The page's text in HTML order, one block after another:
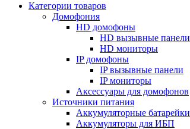
Категории товаров
Домофония
HD домофоны
HD вызывные панели
HD мониторы
IP домофоны
IP вызывные панели
IP мониторы
Аксессуары для домофонов
Источники питания
Аккумуляторные батарейки
Аккумуляторы для ИБП